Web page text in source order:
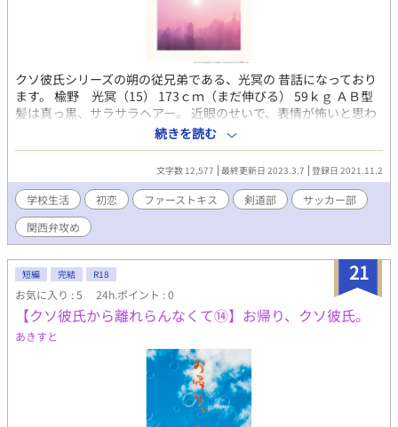
クソ彼氏シリーズの朔の従兄弟である、光冥の 昔話になっており
ます。 楡野 光冥（15） 173ｃｍ（まだ伸びる） 59ｋｇ ＡＢ型
髪は真っ黒、サラサラヘアー。 近眼のせいで、表情が怖いと思わ
れがち。 椚 雪緒 164ｃｍ 56ｋｇ 薄茶色の髪のせいで、頭髪検
査によく 引っ掛かる。（書類は提出してあるのに） 瞳は焦げ茶
色。 光冥の事が好きで仕方ない様子。
続きを読む
文字数 12,577 最終更新日 2023.3.7 登録日 2021.11.2
学校生活 初恋 ファーストキス 剣道部
サッカー部
関西弁攻め
21
短編 完結 R18
お気に入り : 5 24h.ポイント : 0
【クソ彼氏から離れらんなくて⑭】お帰り、クソ彼氏。
あきすと